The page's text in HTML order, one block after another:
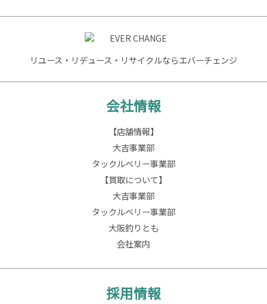
リユース・リデュース・リサイクルならエバーチェンジ
会社情報
【店舗情報】
大吉事業部
タックルベリー事業部
【買取について】
大吉事業部
タックルベリー事業部
大阪釣りとも
会社案内
採用情報